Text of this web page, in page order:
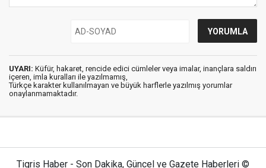
UYARI: Küfür, hakaret, rencide edici cümleler veya imalar, inançlara saldırı
içeren, imla kuralları ile yazılmamış,
Türkçe karakter kullanılmayan ve büyük harflerle yazılmış yorumlar
onaylanmamaktadır.
Tigris Haber - Son Dakika, Güncel ve Gazete Haberleri ©